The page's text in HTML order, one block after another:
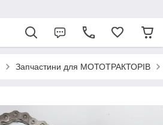
Запчастини для МОТОТРАКТОРІВ